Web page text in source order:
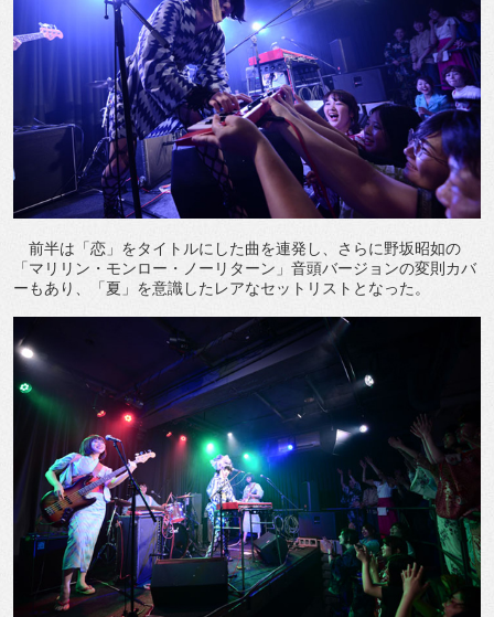
前半は「恋」をタイトルにした曲を連発し、さらに野坂昭如の
「マリリン・モンロー・ノーリターン」音頭バージョンの変則カバ
ーもあり、「夏」を意識したレアなセットリストとなった。